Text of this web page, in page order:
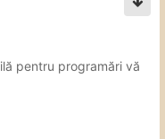
pentru programări vă